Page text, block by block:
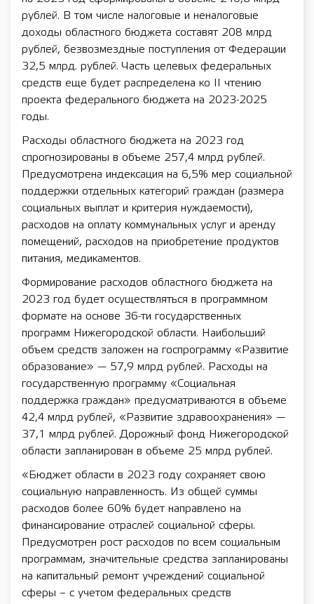
рублей. В том числе налоговые и неналоговые
доходы областного бюджета составят 208 млрд
рублей, безвозмездные поступления от Федерации
32,5 млрд. рублей. Часть целевых федеральных
средств еще будет распределена ко II чтению
проекта федерального бюджета на 2023-2025
годы.
Расходы областного бюджета на 2023 год
спрогнозированы в объеме 257,4 млрд рублей.
Предусмотрена индексация на 6,5% мер социальной
поддержки отдельных категорий граждан (размера
социальных выплат и критерия нуждаемости),
расходов на оплату коммунальных услуг и аренду
помещений, расходов на приобретение продуктов
питания, медикаментов.
Формирование расходов областного бюджета на
2023 год будет осуществляться в программном
формате на основе 36-ти государственных
программ Нижегородской области. Наибольший
объем средств заложен на госпрограмму «Развитие
образование» — 57,9 млрд рублей. Расходы на
государственную программу «Социальная
поддержка граждан» предусматриваются в объеме
42,4 млрд рублей, «Развитие здравоохранения» —
37,1 млрд рублей. Дорожный фонд Нижегородской
области запланирован в объеме 25 млрд рублей.
«Бюджет области в 2023 году сохраняет свою
социальную направленность. Из общей суммы
расходов более 60% будет направлено на
финансирование отраслей социальной сферы.
Предусмотрен рост расходов по всем социальным
программам, значительные средства запланированы
на капитальный ремонт учреждений социальной
сферы – с учетом федеральных средств